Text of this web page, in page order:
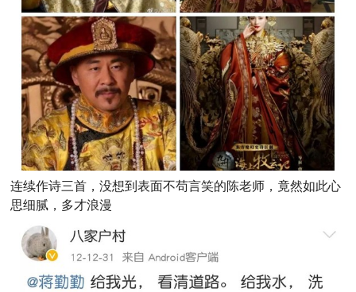
连续作诗三首，没想到表面不苟言笑的陈老师，竟然如此心
思细腻，多才浪漫